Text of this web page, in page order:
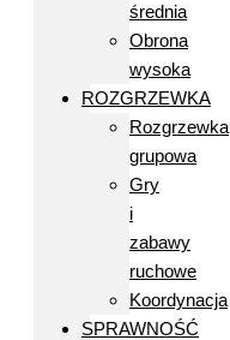
średnia
Obrona
wysoka
ROZGRZEWKA
Rozgrzewka
grupowa
Gry
i
zabawy
ruchowe
Koordynacja
SPRAWNOŚĆ